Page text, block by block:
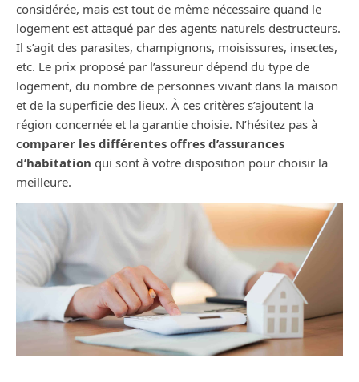
considérée, mais est tout de même nécessaire quand le
logement est attaqué par des agents naturels destructeurs.
Il s’agit des parasites, champignons, moisissures, insectes,
etc. Le prix proposé par l’assureur dépend du type de
logement, du nombre de personnes vivant dans la maison
et de la superficie des lieux. À ces critères s’ajoutent la
région concernée et la garantie choisie. N’hésitez pas à
comparer les différentes offres d’assurances
d’habitation qui sont à votre disposition pour choisir la
meilleure.